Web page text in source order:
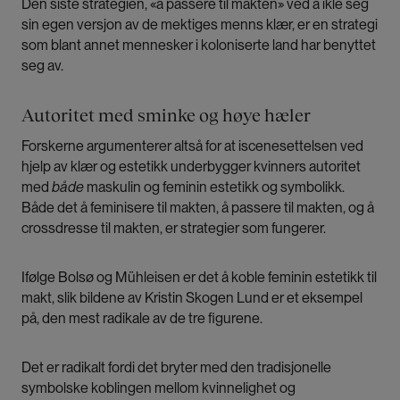
Den siste strategien, «å passere til makten» ved å ikle seg
sin egen versjon av de mektiges menns klær, er en strategi
som blant annet mennesker i koloniserte land har benyttet
seg av.
Autoritet med sminke og høye hæler
Forskerne argumenterer altså for at iscenesettelsen ved
hjelp av klær og estetikk underbygger kvinners autoritet
med både maskulin og feminin estetikk og symbolikk.
Både det å feminisere til makten, å passere til makten, og å
crossdresse til makten, er strategier som fungerer.
Ifølge Bolsø og Mühleisen er det å koble feminin estetikk til
makt, slik bildene av Kristin Skogen Lund er et eksempel
på, den mest radikale av de tre figurene.
Det er radikalt fordi det bryter med den tradisjonelle
symbolske koblingen mellom kvinnelighet og